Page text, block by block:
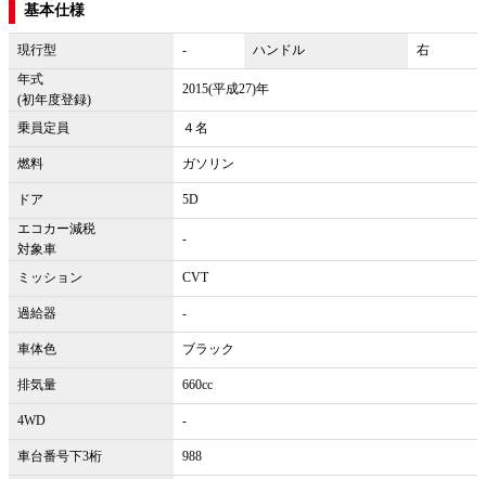
基本仕様
現行型 - ハンドル
右
年式
(初年度登録)
2015(平成27)年
乗員定員 ４名
燃料 ガソリン
ドア
5D
エコカー減税
対象車
-
ミッション CVT
過給器 -
車体色 ブラック
排気量 660cc
4WD -
車台番号下3桁 988